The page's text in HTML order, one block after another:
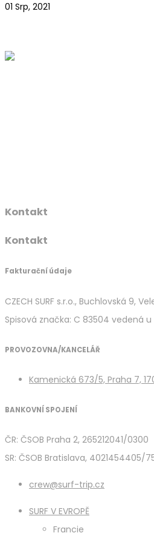
01 Srp, 2021
Kontakt
Kontakt
Fakturační údaje
CZECH SURF s.r.o., Buchlovská 9,
Spisová značka: C 83504 vedená
PROVOZOVNA/KANCELÁŘ
Kamenická 673/5, Praha 7,
BANKOVNÍ SPOJENÍ
ČR: ČSOB Praha 2, 265212041/0300
SR: ČSOB Bratislava, 4021454405/
crew@surf-trip.cz
SURF V EVROPĚ
Francie